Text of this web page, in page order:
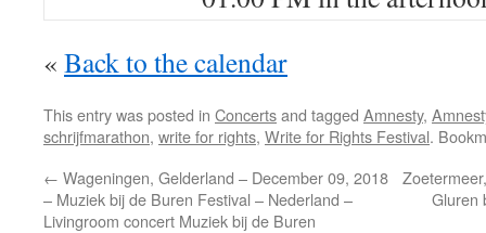
« Back to the calendar
This entry was posted in Concertsand tagged Amnesty,
schrijfmarathon, write for rights, Write for Rights Festival.
← Wageningen, Gelderland – December 09, 2018
– Muziek bij de Buren Festival – Nederland –
Livingroom concert Muziek bij de Buren
Gluren